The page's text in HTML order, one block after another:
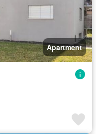
Apartment